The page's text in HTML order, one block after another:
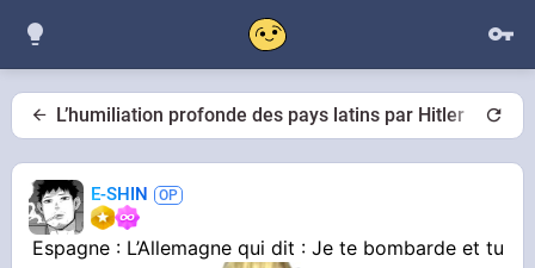
L’humiliation profonde des pays latins par Hitler
E-SHIN
Espagne : L’Allemagne qui dit : Je te bombarde et tu